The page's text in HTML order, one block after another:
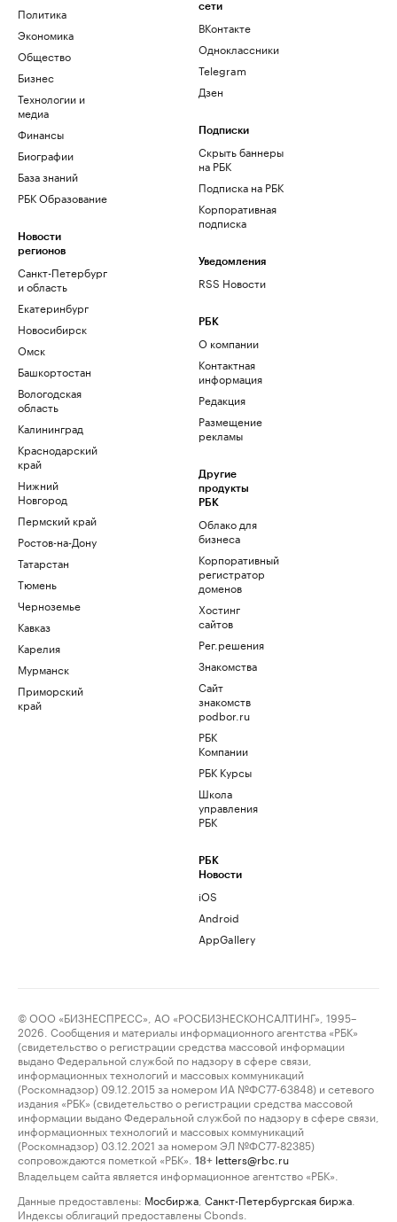
Политика
Экономика
Общество
Бизнес
Технологии и
медиа
Финансы
Биографии
База знаний
РБК Образование
Новости
регионов
Санкт-Петербург
и область
Екатеринбург
Новосибирск
Омск
Башкортостан
Вологодская
область
Калининград
Краснодарский
край
Нижний
Новгород
Пермский край
Ростов-на-Дону
Татарстан
Тюмень
Черноземье
Кавказ
Карелия
Мурманск
Приморский
край
сети
ВКонтакте
Одноклассники
Telegram
Дзен
Подписки
Скрыть баннеры
на РБК
Подписка на РБК
Корпоративная
подписка
Уведомления
RSS Новости
РБК
О компании
Контактная
информация
Редакция
Размещение
рекламы
Другие
продукты
РБК
Облако для
бизнеса
Корпоративный
регистратор
доменов
Хостинг
сайтов
Рег.решения
Знакомства
Сайт
знакомств
podbor.ru
РБК
Компании
РБК Курсы
Школа
управления
РБК
РБК
Новости
iOS
Android
AppGallery
© ООО «БИЗНЕСПРЕСС», АО «РОСБИЗНЕСКОНСАЛТИНГ», 1995–
2026. Сообщения и материалы информационного агентства «РБК»
(свидетельство о регистрации средства массовой информации
выдано Федеральной службой по надзору в сфере связи,
информационных технологий и массовых коммуникаций
(Роскомнадзор) 09.12.2015 за номером ИА №ФС77-63848) и сетевого
издания «РБК» (свидетельство о регистрации средства массовой
информации выдано Федеральной службой по надзору в сфере связи,
информационных технологий и массовых коммуникаций
(Роскомнадзор) 03.12.2021 за номером ЭЛ №ФС77-82385)
сопровождаются пометкой «РБК».
18+ letters@rbc.ru
Владельцем сайта является информационное агентство «РБК».
Данные предоставлены: Мосбиржа Санкт-Петербургская биржа
Индексы облигаций предоставлены Cbonds.